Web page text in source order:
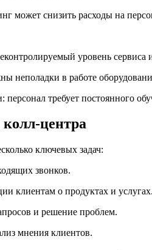
может снизить расходы на
уровень сервиса
неполадки в работе
требует постоянного
центра
ключевых задач:
звонков.
клиентам о продуктах и услугах.
и решение проблем.
мнения клиентов.